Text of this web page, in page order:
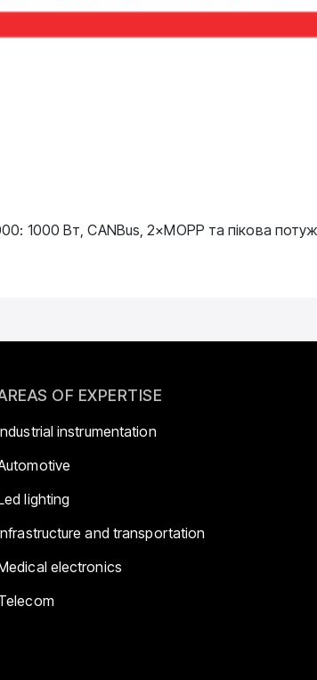
1000 Вт, CANBus, 2×MOPP та пікова
OF EXPERTISE
instrumentation
lighting
and transportation
electronics